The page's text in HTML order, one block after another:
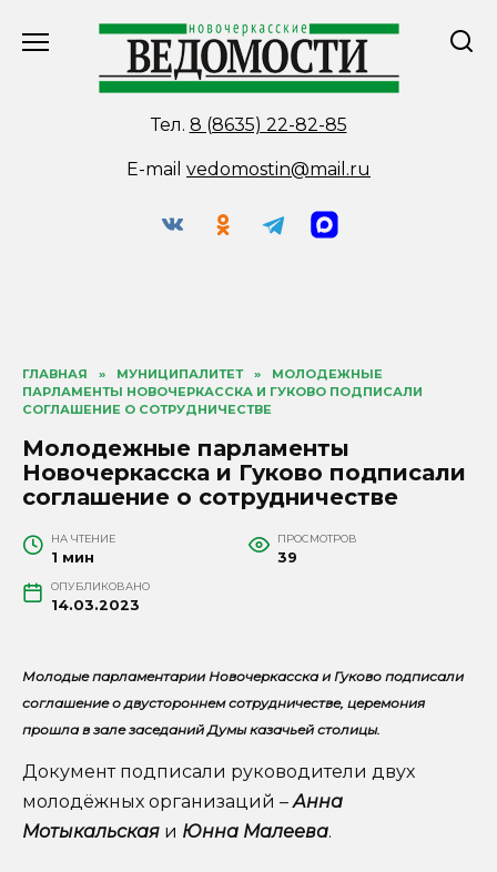
Тел. 8 (8635) 22-82-85
E-mail vedomostin@mail.ru
ГЛАВНАЯ » МУНИЦИПАЛИТЕТ »
МОЛОДЕЖНЫЕ
ПАРЛАМЕНТЫ НОВОЧЕРКАССКА И ГУКОВО ПОДПИСАЛИ
СОГЛАШЕНИЕ О СОТРУДНИЧЕСТВЕ
Молодежные парламенты
Новочеркасска и Гуково подписали
соглашение о сотрудничестве
НА ЧТЕНИЕ
1 мин
ПРОСМОТРОВ
39
ОПУБЛИКОВАНО
14.03.2023
Молодые парламентарии Новочеркасска и Гуково подписали
соглашение о двустороннем сотрудничестве, церемония
прошла в зале заседаний Думы казачьей столицы.
Документ подписали руководители двух
молодёжных организаций – Анна
Мотыкальская и Юнна Малеева.